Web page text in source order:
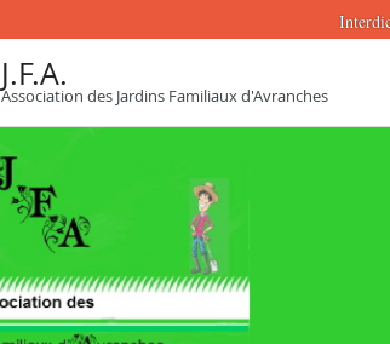
J.F.A.
Association des Jardins Familiaux d'Avranches